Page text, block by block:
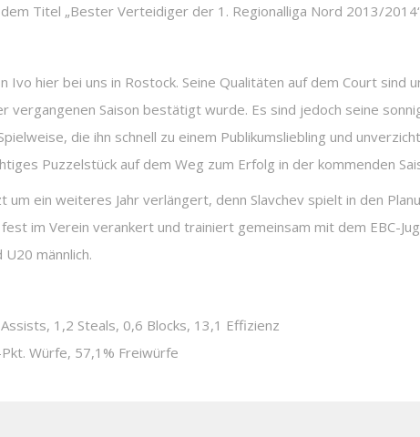
Titel „Bester Verteidiger der 1. Regionalliga Nord 2013/
Ivo hier bei uns in Rostock. Seine Qualitäten auf dem Court
vergangenen Saison bestätigt wurde. Es sind jedoch seine
die ihn schnell zu einem Publikumsliebling und
Puzzelstück auf dem Weg zum Erfolg in der kommenden
ein weiteres Jahr verlängert, denn Slavchev spielt in den
im Verein verankert und trainiert gemeinsam mit dem EBC-
männlich.
1,2 Steals, 0,6 Blocks, 13,1 Effizienz
Würfe, 57,1% Freiwürfe